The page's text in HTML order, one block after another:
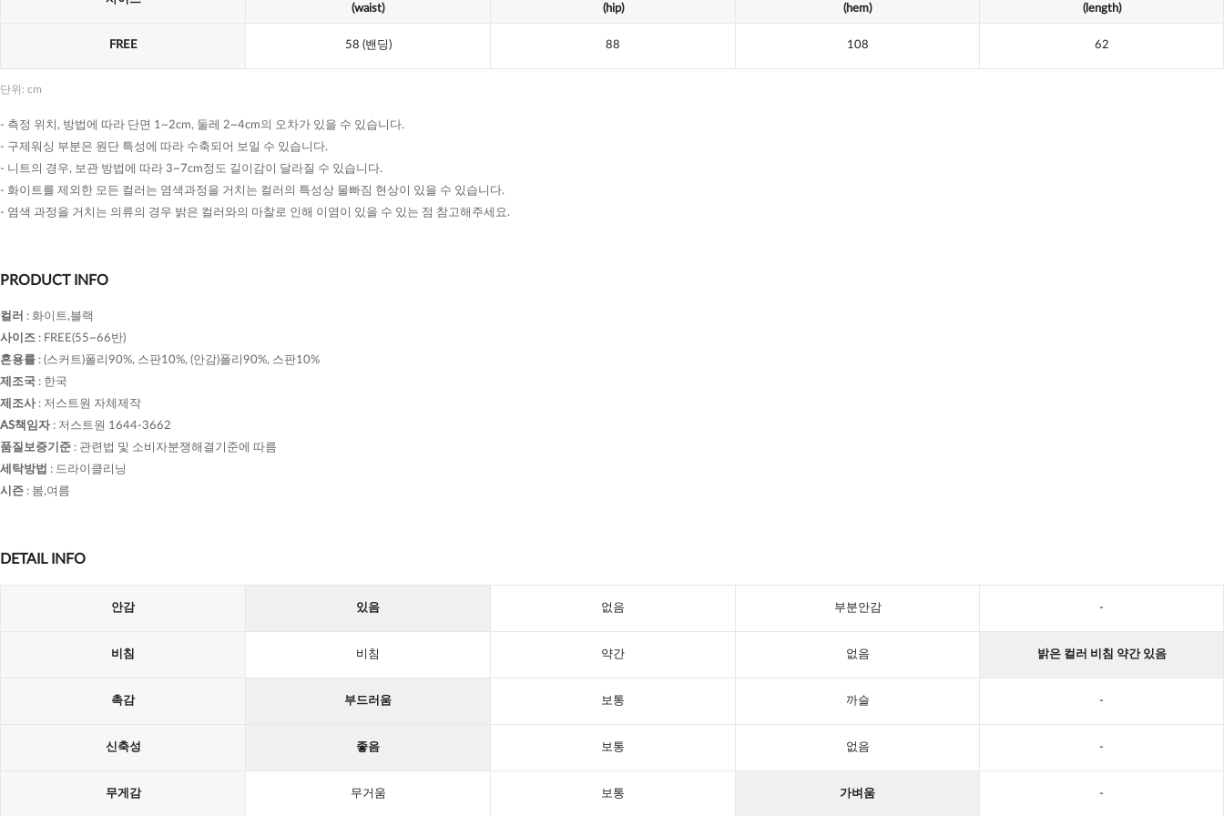
(waist) (hip) (hem) (length)
FREE 58 (밴딩) 88 108 62
단위: cm
- 측정 위치, 방법에 따라 단면 1~2cm, 둘레 2~4cm의 오차가 있을 수 있습니다.
- 구제워싱 부분은 원단 특성에 따라 수축되어 보일 수 있습니다.
- 니트의 경우, 보관 방법에 따라 3~7cm정도 길이감이 달라질 수 있습니다.
- 화이트를 제외한 모든 컬러는 염색과정을 거치는 컬러의 특성상 물빠짐 현상이 있을 수 있습니다.
- 염색 과정을 거치는 의류의 경우 밝은 컬러와의 마찰로 인해 이염이 있을 수 있는 점 참고해주세요.
PRODUCT INFO
컬러 : 화이트,블랙
사이즈 : FREE(55~66반)
혼용률 : (스커트)폴리90%, 스판10%, (안감)폴리90%, 스판10%
제조국 : 한국
제조사: 저스트원 자체제작
AS책임자: 저스트원 1644-3662
품질보증기준 : 관련법 및 소비자분쟁해결기준에 따름
세탁방법 : 드라이클리닝
시즌 : 봄,여름
DETAIL INFO
안감 있음 없음 부분안감 -
비침 비침 약간 없음 밝은 컬러 비침 약간 있음
촉감 부드러움 보통 까슬 -
신축성 좋음 보통 없음 -
무게감 무거움 보통 가벼움 -